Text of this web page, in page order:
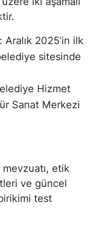
Aralık 2025’in ilk
sitesinde
Hizmet
Sanat Merkezi
etik
ve güncel
test